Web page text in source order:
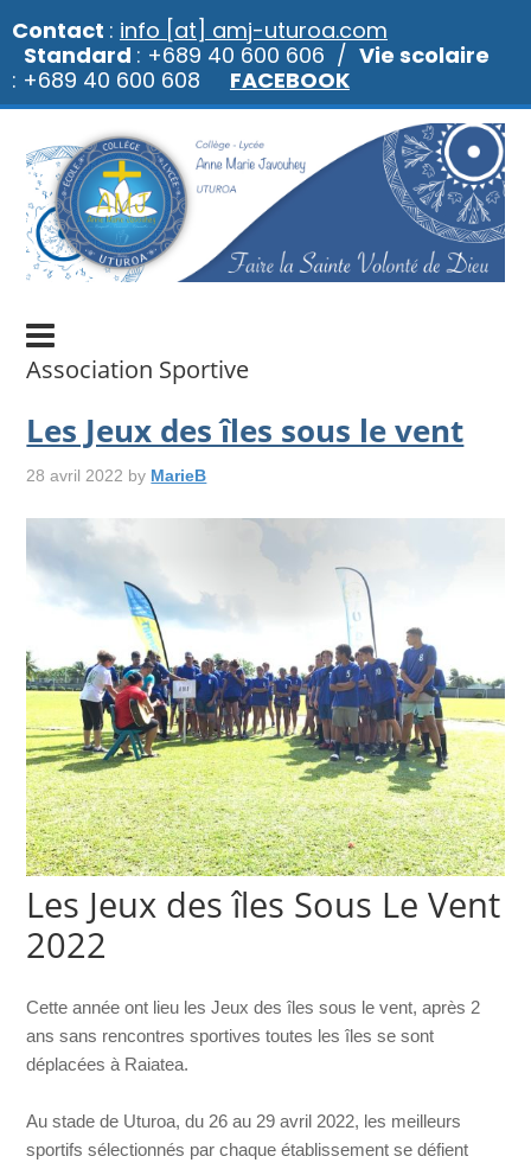
Association Sportive
Les Jeux des îles sous le vent
28 avril 2022 by MarieB
Les Jeux des îles Sous Le Vent
2022
Cette année ont lieu les Jeux des îles sous le vent, après 2
ans sans rencontres sportives toutes les îles se sont
déplacées à Raiatea.
Au stade de Uturoa, du 26 au 29 avril 2022, les meilleurs
sportifs sélectionnés par chaque établissement se défient
Contact : info [at] amj-uturoa.com
Standard : +689 40 600 606 / Vie scolaire
: +689 40 600 608 FACEBOOK